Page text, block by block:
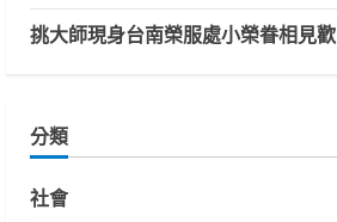
挑大師現身台南榮服處小榮眷相見歡
分類
社會